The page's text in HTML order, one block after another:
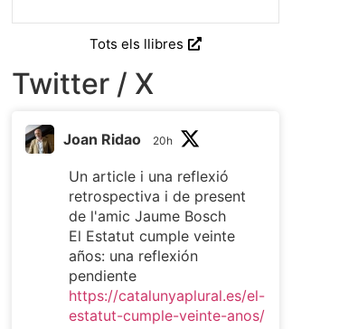
Tots els llibres
Twitter / X
Joan Ridao 20h
Un article i una reflexió
retrospectiva i de present
de l'amic Jaume Bosch
El Estatut cumple veinte
años: una reflexión
pendiente
https://catalunyaplural.es/el-
estatut-cumple-veinte-anos/